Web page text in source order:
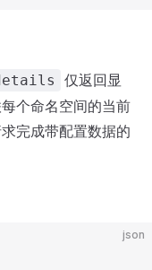
仅返回显
个命名空间的当前
完成带配置数据的
json